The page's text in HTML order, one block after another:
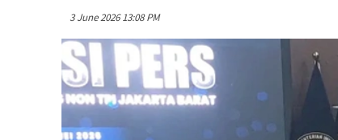
3 June 2026 13:08 PM